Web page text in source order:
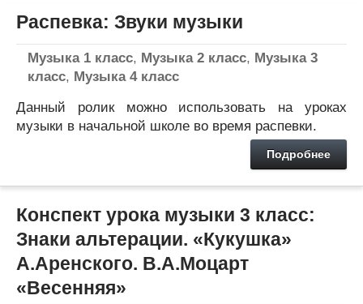
Распевка: Звуки музыки
Музыка 1 класс, Музыка 2 класс, Музыка 3
класс, Музыка 4 класс
Данный ролик можно использовать на уроках
музыки в начальной школе во время распевки.
Подробнее
Конспект урока музыки 3 класс:
Знаки альтерации. «Кукушка»
А.Аренского. В.А.Моцарт
«Весенняя»